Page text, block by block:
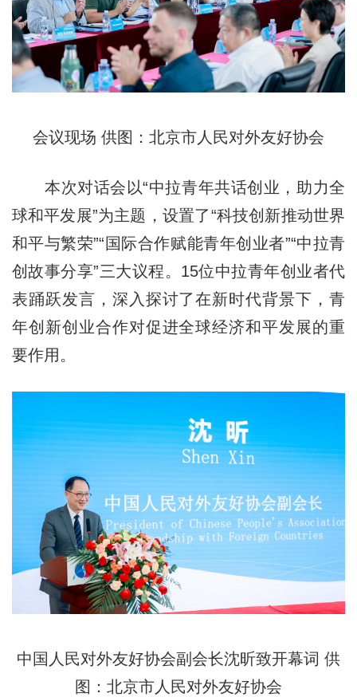
会议现场 供图：北京市人民对外友好协会
本次对话会以“中拉青年共话创业，助力全
球和平发展”为主题，设置了“科技创新推动世界
和平与繁荣”“国际合作赋能青年创业者”“中拉青
创故事分享”三大议程。15位中拉青年创业者代
表踊跃发言，深入探讨了在新时代背景下，青
年创新创业合作对促进全球经济和平发展的重
要作用。
中国人民对外友好协会副会长沈昕致开幕词 供
图：北京市人民对外友好协会